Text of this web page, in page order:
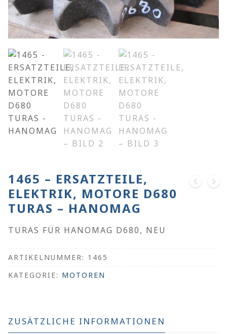
1465 – ERSATZTEILE,
ELEKTRIK, MOTORE D680
TURAS – HANOMAG
TURAS FÜR HANOMAG D680, NEU
ARTIKELNUMMER: 1465
KATEGORIE: MOTOREN
ZUSÄTZLICHE INFORMATIONEN